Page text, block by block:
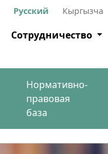
Русский Кыргызча
Сотрудничество
Нормативно-
правовая
база